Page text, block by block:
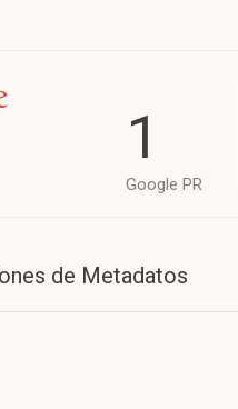
1
Google PR
de Metadatos